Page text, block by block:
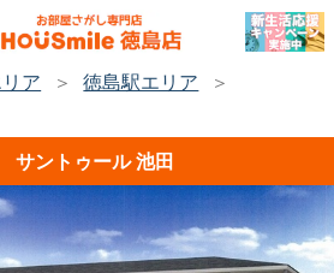
ア
徳島駅エリア
サントゥール 池田